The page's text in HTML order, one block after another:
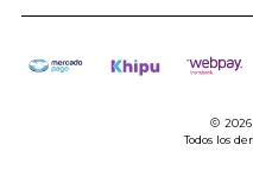
2026
Todos los